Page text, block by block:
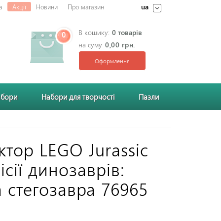
Акції Новини Про магазин ua
0 В кошику: 0 товарів
на суму 0,00 грн.
Оформлення
Набори для творчості Пазли
LEGO Jurassic
динозаврів:
стегозавра 76965